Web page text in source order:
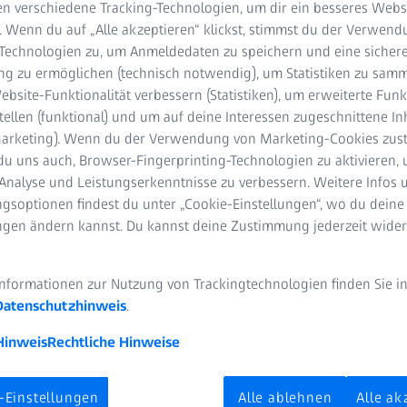
bieten feste Brennweiten mit präzisem manuellem Fokus
sind bekannt für ihre hochwertige Verarbeitung und bieten
Bokeh. Im Gegensatz zu Standard-Autofokus-Objektiven
Fokus und unterstützen gleichzeitig die automatischen
Serie maximiert die Leistung hochauflösender Kameras, die
und die Classic-Serie bietet bewährtes
Alle sind mit Canon EF-Mount und Nikon F-Mount
verschiedene Tracking-Technologien, um dir ein besseres
Wenn du auf „Alle akzeptieren“ klickst, stimmst du der
zu, um Anmeldedaten zu speichern und eine sichere
zu ermöglichen (technisch notwendig), um Statistiken zu
Funktionalität verbessern (Statistiken), um erweiterte
(funktional) und um auf deine Interessen zugeschnittene
Wenn du der Verwendung von Marketing-Cookies
uns auch, Browser-Fingerprinting-Technologien zu aktivieren,
und Leistungserkenntnisse zu verbessern. Weitere Infos
findest du unter „Cookie-Einstellungen“, wo du deine
ändern kannst. Du kannst deine Zustimmung jederzeit
zur Nutzung von Trackingtechnologien finden Sie in
.
Rechtliche Hinweise
Einstellungen Alle ablehnen Alle